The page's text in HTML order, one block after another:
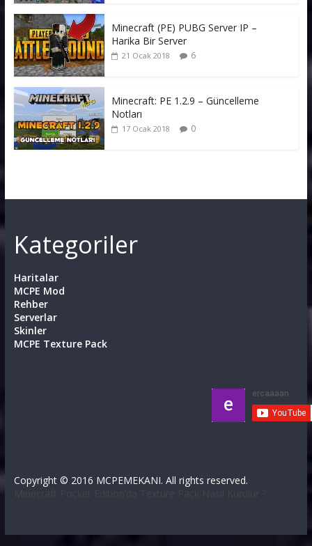
Minecraft (PE) PUBG Server IP –
Harika Bir Server
21 Ocak 2018 6
Minecraft: PE 1.2.9 – Güncelleme
Notları
17 Ocak 2018 0
Kategoriler
Haritalar
MCPE Mod
Rehber
Serverlar
Skinler
MCPE Texture Pack
Copyright © 2016 MCPEMEKANI. All rights reserved.